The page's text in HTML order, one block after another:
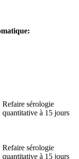
Refaire sérologie
quantitative à 15 jours
Refaire sérologie
quantitative à 15 jours